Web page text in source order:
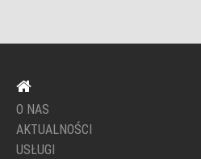
O NAS
AKTUALNOŚCI
USŁUGI